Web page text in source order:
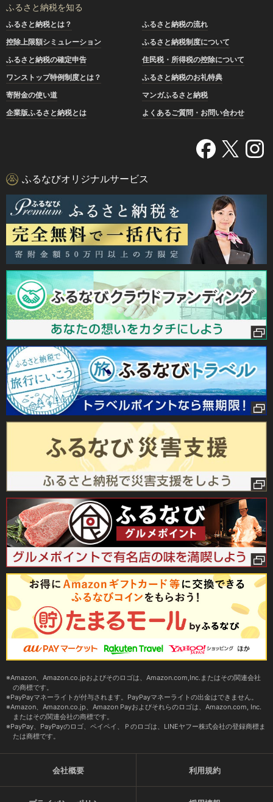
ふるさと納税を知る
ふるさと納税とは？
ふるさと納税の流れ
控除上限額シミュレーション
ふるさと納税制度について
ふるさと納税の確定申告
住民税・所得税の控除について
ワンストップ特例制度とは？
ふるさと納税のお礼特典
寄附金の使い道
マンガふるさと納税
企業版ふるさと納税とは
よくあるご質問・お問い合わせ
ふるなびオリジナルサービス
Amazon、Amazon.co.jpおよびそのロゴは、Amazon.com,Inc.またはその関連会社
の商標です。
PayPayマネーライトが付与されます。PayPayマネーライトの出金はできません。
Amazon、Amazon.co.jp、Amazon Payおよびそれらのロゴは、Amazon.com, Inc.
またはその関連会社の商標です。
PayPay、PayPayのロゴ、ペイペイ、Ｐのロゴは、LINEヤフー株式会社の登録商標ま
たは商標です。
会社概要 利用規約